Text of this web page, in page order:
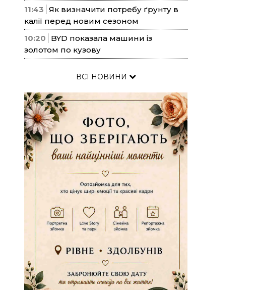
11:43 Як визначити потребу ґрунту в
калії перед новим сезоном
10:20
BYD показала машини із
золотом по кузову
ВСІ НОВИНИ